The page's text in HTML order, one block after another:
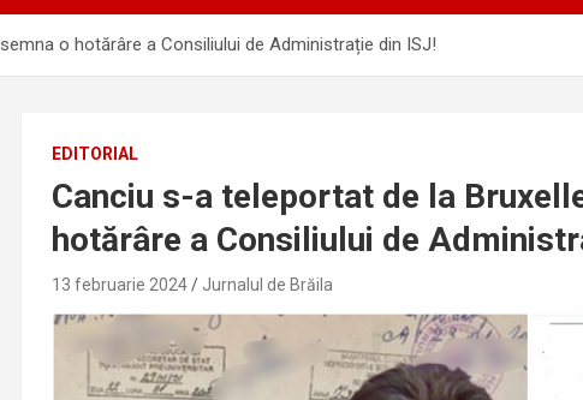
o hotărâre a Consiliului de Administrație din ISJ!
EDITORIAL
Canciu s-a teleportat de la
hotărâre a Consiliului de
13 februarie 2024 Jurnalul de Brăila